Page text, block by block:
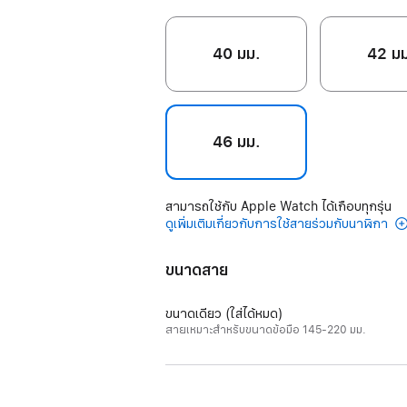
40 มม. 42 ม
46 มม.
สามารถใช้กับ Apple Watch ได้เกือบทุกรุ่น
ดูเพิ่มเติมเกี่ยวกับการใช้สายร่วมกับนาฬิกา
ขนาดสาย
ขนาดเดียว (ใส่ได้หมด)
สายเหมาะสำหรับขนาดข้อมือ 145-220 มม.